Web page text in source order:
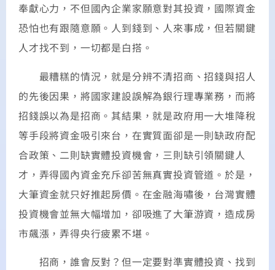
奉獻心力，不但國內企業家願意對其投資，國際資金
恐怕也有跟隨意願。人到錢到、人來事成，但若關鍵
人才找不到，一切都是白搭。
最糟糕的情況，就是分辨不清招商、招錢與招人
的先後因果，將國家建設誤解為銀行理專業務，而將
招錢誤以為是招商。其結果，就是政府用一大堆降稅
等手段將資金吸引來台，在實質面卻是一則缺政府配
合政策、二則缺實體投資機會，三則缺引領關鍵人
才，弄得國內資金充斥卻苦無真實投資管道。於是，
大筆資金就只好推起房價。在金融海嘯後，台灣實體
投資機會並無大幅增加，卻吸進了大筆游資，造成房
市飆漲，弄得央行疲累不堪。
招商，誰會反對？但一定要對準實體投資、找到